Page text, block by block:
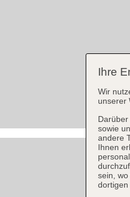
Ihre
Wir
unserer
sowie
andere
Ihnen
sein,
dortigen